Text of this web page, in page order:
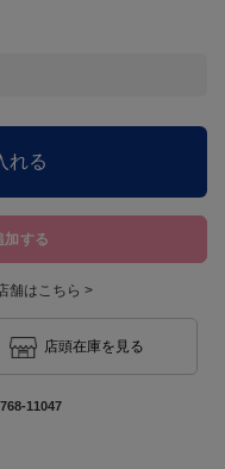
れる
加する
舗はこちら >
店頭在庫を見る
768-11047